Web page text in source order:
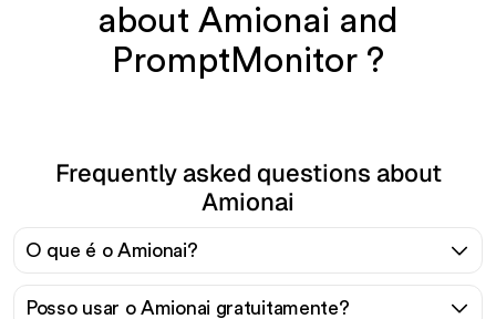
about Amionai and
PromptMonitor ?
Frequently asked questions about
Amionai
O que é o Amionai?
Posso usar o Amionai gratuitamente?